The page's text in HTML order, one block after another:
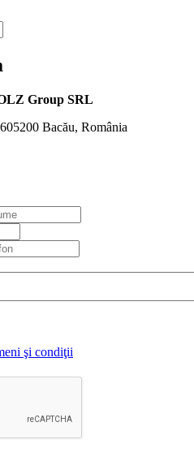
Group SRL
Bacău, România
şi condiţii